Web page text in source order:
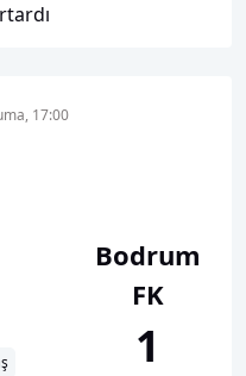
17:00
Bodrum
FK
1